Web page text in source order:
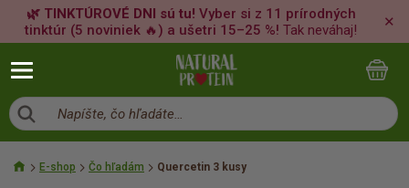
🌿 TINKTÚROVÉ DNI sú tu! Vyber si z 11 prírodných
tinktúr (5 noviniek 🔥) a ušetri 15–25 %! Tak neváhaj!
✕
Napíšte, čo hľadáte…
E-shop Čo hľadám Quercetin 3 kusy